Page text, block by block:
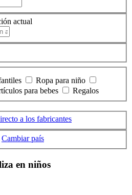
actual
Ropa para niño
para bebes Regalos
a los fabricantes
Cambiar país
en niños